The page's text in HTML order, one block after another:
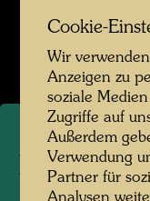
La
Cookie-
Wir
Anzeigen zu
soziale
Zugriffe auf
Außerdem
Verwendung
Partner für